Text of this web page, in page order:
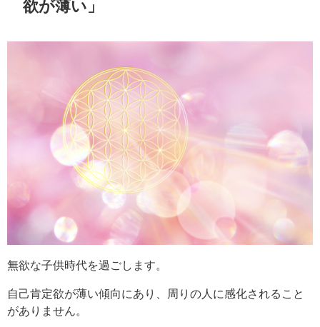
欲が薄い」
無欲な子供時代を過ごします。
自己肯定欲が薄い傾向にあり、周りの人に感化されること
がありません。